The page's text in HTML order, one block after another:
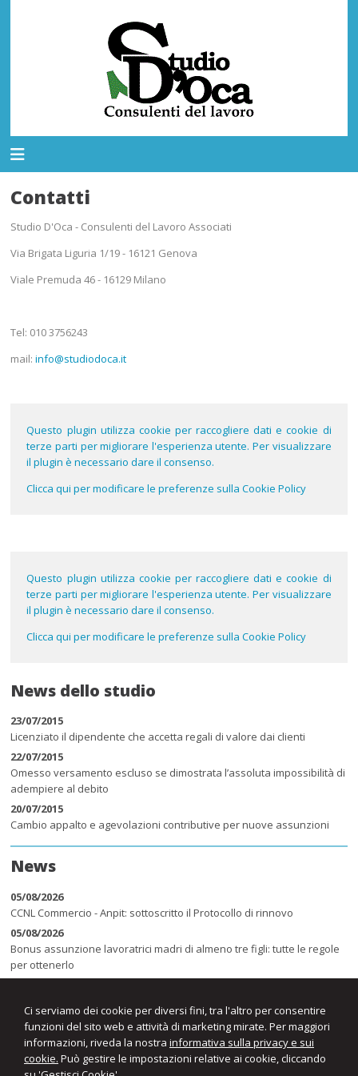
Ci serviamo dei cookie per diversi fini, tra l'altro per consentire
funzioni del sito web e attività di marketing mirate. Per maggiori
informazioni, riveda la nostra informativa sulla privacy e sui
cookie. Può gestire le impostazioni relative ai cookie, cliccando
Contatti
Studio D'Oca - Consulenti del Lavoro Associati
Via Brigata Liguria 1/19 - 16121 Genova
Viale Premuda 46 - 16129 Milano
Tel: 010 3756243
mail:info@studiodoca.it
Questo plugin utilizza cookie per raccogliere dati e cookie di
terze parti per migliorare l'esperienza utente. Per visualizzare
il plugin è necessario dare il consenso.
Clicca qui per modificare le preferenze sulla Cookie Policy
Questo plugin utilizza cookie per raccogliere dati e cookie di
terze parti per migliorare l'esperienza utente. Per visualizzare
il plugin è necessario dare il consenso.
Clicca qui per modificare le preferenze sulla Cookie Policy
News dello studio
23/07/2015
Licenziato il dipendente che accetta regali di valore dai clienti
22/07/2015
Omesso versamento escluso se dimostrata l’assoluta impossibilità di
adempiere al debito
20/07/2015
Cambio appalto e agevolazioni contributive per nuove assunzioni
News
05/08/2026
CCNL Commercio - Anpit: sottoscritto il Protocollo di rinnovo
05/08/2026
Bonus assunzione lavoratrici madri di almeno tre figli: tutte le regole
per ottenerlo
deroga al lavoro subordinato